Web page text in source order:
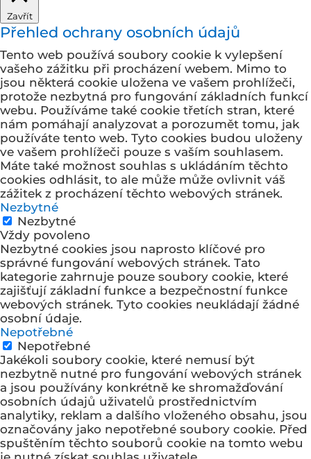
Zavřít
Přehled ochrany osobních údajů
Tento web používá soubory cookie k vylepšení
vašeho zážitku při procházení webem. Mimo to
jsou některá cookie uložena ve vašem prohlížeči,
protože nezbytná pro fungování základních funkcí
webu. Používáme také cookie třetích stran, které
nám pomáhají analyzovat a porozumět tomu, jak
používáte tento web. Tyto cookies budou uloženy
ve vašem prohlížeči pouze s vaším souhlasem.
Máte také možnost souhlas s ukládáním těchto
cookies odhlásit, to ale může může ovlivnit váš
zážitek z procházení těchto webových stránek.
Nezbytné
Nezbytné
Vždy povoleno
Nezbytné cookies jsou naprosto klíčové pro
správné fungování webových stránek. Tato
kategorie zahrnuje pouze soubory cookie, které
zajišťují základní funkce a bezpečnostní funkce
webových stránek. Tyto cookies neukládají žádné
osobní údaje.
Nepotřebné
Nepotřebné
Jakékoli soubory cookie, které nemusí být
nezbytně nutné pro fungování webových stránek
a jsou používány konkrétně ke shromažďování
osobních údajů uživatelů prostřednictvím
analytiky, reklam a dalšího vloženého obsahu, jsou
označovány jako nepotřebné soubory cookie. Před
spuštěním těchto souborů cookie na tomto webu